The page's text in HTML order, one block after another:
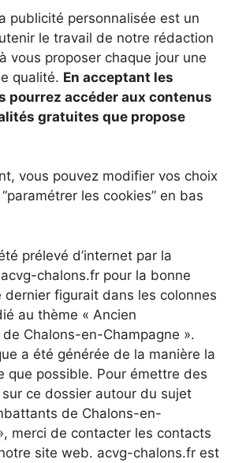
publicité personnalisée est un
le travail de notre rédaction
vous proposer chaque jour une
qualité. En acceptant les
pourrez accéder aux contenus
gratuites que propose
vous pouvez modifier vos choix
les cookies” en bas
prélevé d’internet par la
chalons.fr pour la bonne
dernier figurait dans les colonnes
au thème « Ancien
Chalons-en-Champagne ».
a été générée de la manière la
que possible. Pour émettre des
ce dossier autour du sujet
de Chalons-en-
merci de contacter les contacts
site web. acvg-chalons.fr est